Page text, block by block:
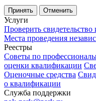
Принять Отменить
Услуги
Проверить
Места проведения
Реестры
Советы по
оценки квалификации
Оценочные средства
о квалификации
Служба поддержки